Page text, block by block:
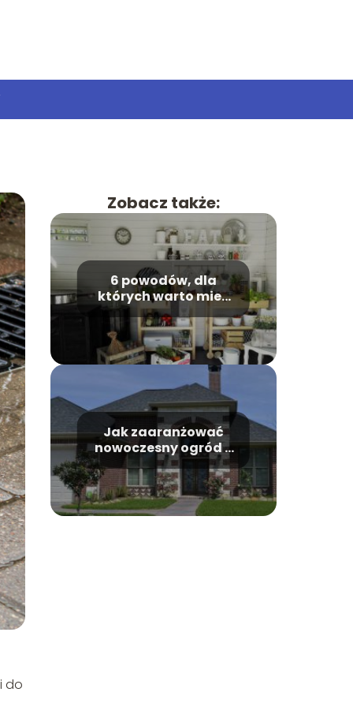
do
Zobacz także:
6 powodów, dla
których warto mieć
kwiaty w mieszkaniu
Jak zaaranżować
nowoczesny ogród z
trawami?